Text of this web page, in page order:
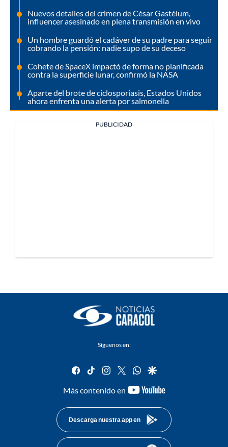
Nuevos detalles del crimen de César Gastélum,
influencer asesinado en plena transmisión en vivo
Un hombre guardó el cadáver de su padre para seguir
cobrando la pensión: nadie supo de su deceso
Cohete de SpaceX impactó de forma no planificada
contra la superficie lunar, confirmó la NASA
Aparte del brote de ciclosporiasis, Estados Unidos
ahora enfrenta una alerta por salmonella
PUBLICIDAD
Síguenos en:
facebook
tiktok instagram
twitterwhatsapp
google
Más contenido en
youtube-
Descarga nuestra app en